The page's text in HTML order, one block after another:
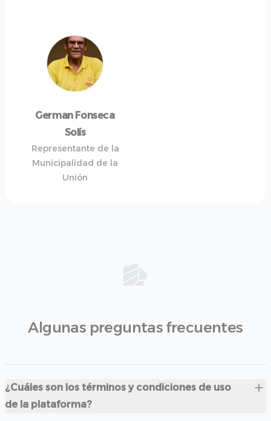
German Fonseca
Solís
Representante de la
Municipalidad de la
Unión
Algunas preguntas frecuentes
¿Cuáles son los términos y condiciones de uso
de la plataforma?